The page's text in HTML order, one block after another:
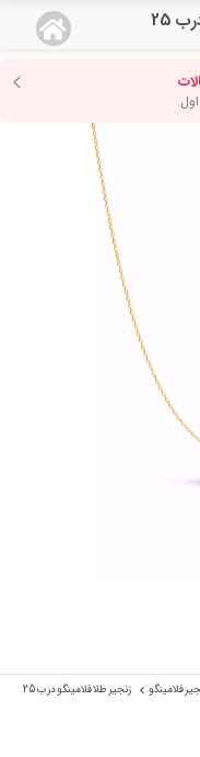
25
فلامینگو زنجیر طلا فلامینگو درب 25